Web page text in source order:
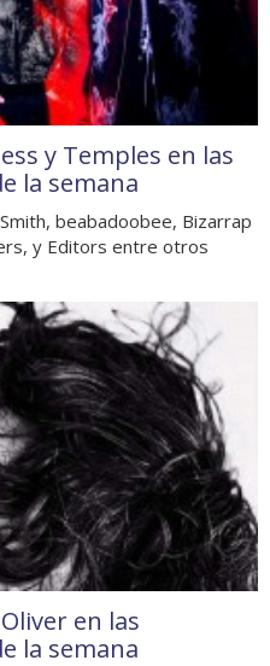
y Temples en las
la semana
beabadoobee, Bizarrap
y Editors entre otros
en las
la semana